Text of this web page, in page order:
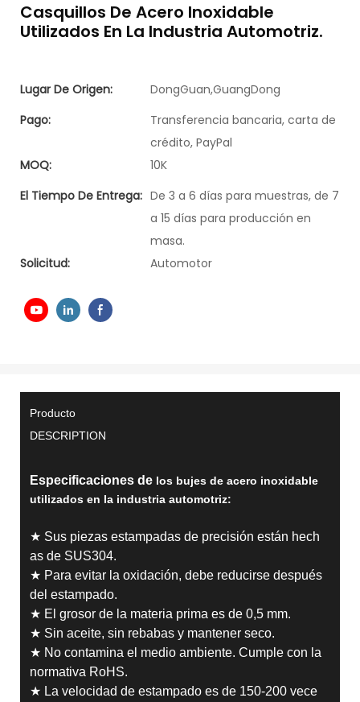
Casquillos De Acero Inoxidable
Utilizados En La Industria Automotriz.
Lugar De Origen:
DongGuan,GuangDong
Pago:
Transferencia bancaria, carta de
crédito, PayPal
MOQ:
10K
El Tiempo De Entrega: De 3 a 6 días para muestras, de 7
a 15 días para producción en
masa.
Solicitud:
Automotor
Producto
DESCRIPTION
Especificaciones de los bujes de acero inoxidable
utilizados en la industria automotriz:
★ Sus piezas estampadas de precisión están hech
as de SUS304.
★ Para evitar la oxidación, debe reducirse después
del estampado.
★ El grosor de la materia prima es de 0,5 mm.
★ Sin aceite, sin rebabas y mantener seco.
★ No contamina el medio ambiente. Cumple con la
normativa RoHS.
★ La velocidad de estampado es de 150-200 vece